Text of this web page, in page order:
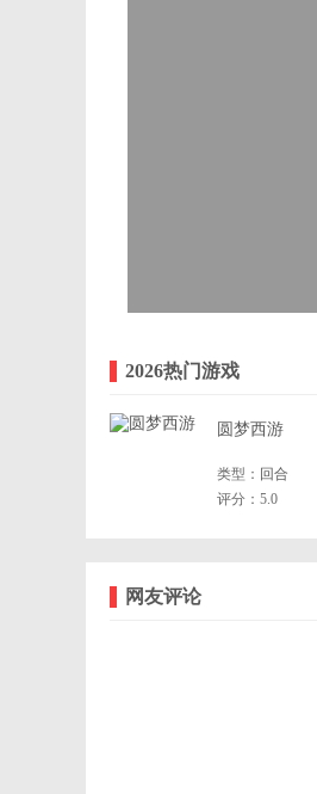
2026热门游戏
圆梦西游
类型： 回合
评分：5.0
网友评论